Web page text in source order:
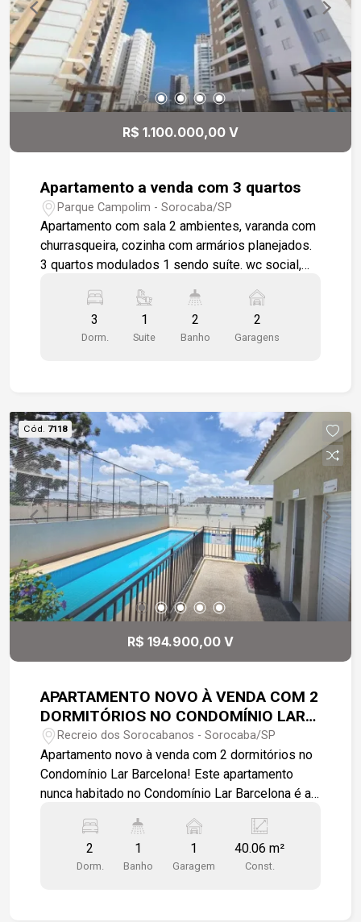
R$ 1.100.000,00 V
Apartamento a venda com 3 quartos
Parque Campolim - Sorocaba/SP
Apartamento com sala 2 ambientes, varanda com
churrasqueira, cozinha com armários planejados.
3 quartos modulados 1 sendo suíte. wc social,
condicionado , piso em porcelanato e quartos em
laminados. 2 vagas de garagem cobertas.
Condomínio com lazer completo.
3
Dorm.
1
Suite
2
Banho
2
Garagens
Cód. 7118
R$ 194.900,00 V
APARTAMENTO NOVO À VENDA COM 2
DORMITÓRIOS NO CONDOMÍNIO LAR
BARCELONA!
Recreio dos Sorocabanos - Sorocaba/SP
Apartamento novo à venda com 2 dormitórios no
Condomínio Lar Barcelona! Este apartamento
nunca habitado no Condomínio Lar Barcelona é a
conforto e ótimo custo-benefício, seja para morar
ou investir. Com 40,06 m² muito bem distribuídos,
o imóvel entrega funcionalidade e comodidade
2
Dorm.
1
Banho
1
Garagem
40.06 m²
Const.